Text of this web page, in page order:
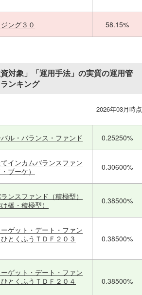
ング３０ 58.15%
対象」「運用手法」の実質の運用管
ンキング
2026年03月時点
ル・バランス・ファンド 0.25250%
インカムバランスファン
ブーケ）
0.30600%
ンスファンド（積極型）
橋・積極型）
0.38500%
ゲット・デート・ファン
とくふうＴＤＦ２０３
0.38500%
ゲット・デート・ファン
とくふうＴＤＦ２０４
0.38500%